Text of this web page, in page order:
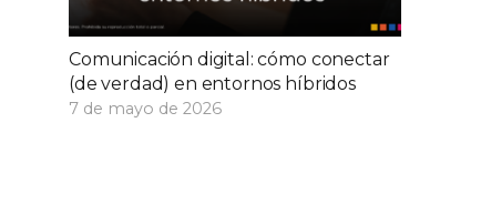
Comunicación digital: cómo conectar
(de verdad) en entornos híbridos
7 de mayo de 2026